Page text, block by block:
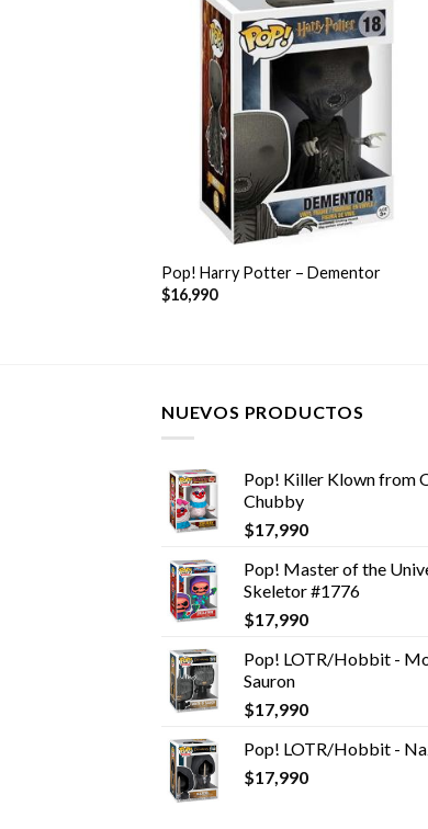
Pop! Harry Potter – Dementor
$16,990
NUEVOS PRODUCTOS
Pop! Killer Klown from
Chubby
$17,990
Pop! Master of the
Skeletor #1776
$17,990
Pop! LOTR/Hobbit -
Sauron
$17,990
Pop! LOTR/Hobbit -
$17,990